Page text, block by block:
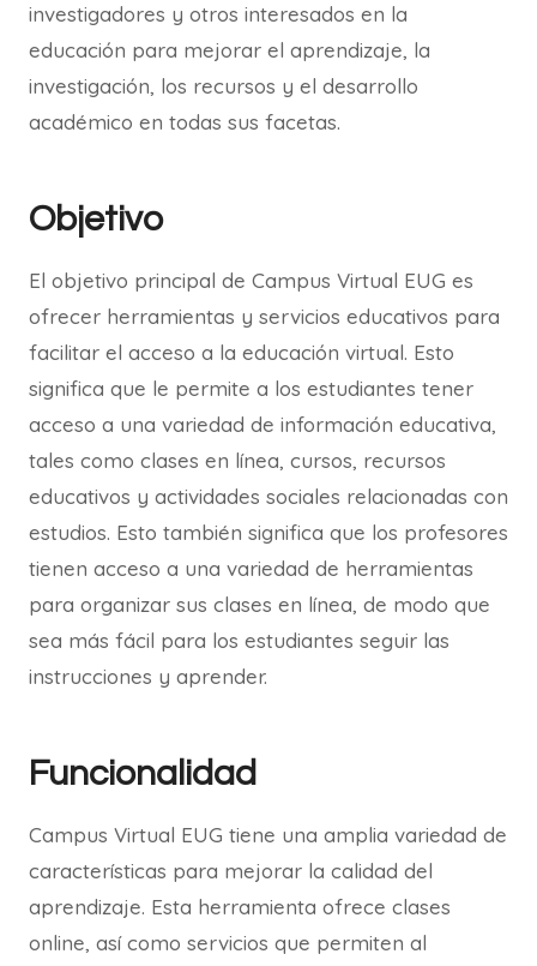
investigadores y otros interesados en la
educación para mejorar el aprendizaje, la
investigación, los recursos y el desarrollo
académico en todas sus facetas.
Objetivo
El objetivo principal de Campus Virtual EUG es
ofrecer herramientas y servicios educativos para
facilitar el acceso a la educación virtual. Esto
significa que le permite a los estudiantes tener
acceso a una variedad de información educativa,
tales como clases en línea, cursos, recursos
educativos y actividades sociales relacionadas con
estudios. Esto también significa que los profesores
tienen acceso a una variedad de herramientas
para organizar sus clases en línea, de modo que
sea más fácil para los estudiantes seguir las
instrucciones y aprender.
Funcionalidad
Campus Virtual EUG tiene una amplia variedad de
características para mejorar la calidad del
aprendizaje. Esta herramienta ofrece clases
online, así como servicios que permiten al